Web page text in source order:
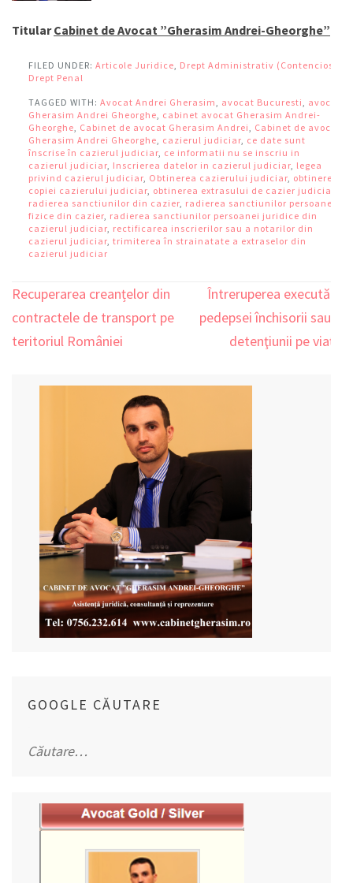
TitularCabinet de Avocat ”Gherasim Andrei-Gheorghe”
FILED UNDER: Articole Juridice, Drept Administrativ (Contencios)
Drept Penal
TAGGED WITH: Avocat Andrei Gherasim, avocat Bucuresti, avocat
Gherasim Andrei Gheorghe, cabinet avocat Gherasim Andrei-
Gheorghe, Cabinet de avocat Gherasim Andrei, Cabinet de avocat
Gherasim Andrei Gheorghe, cazierul judiciar, ce date sunt
înscrise în cazierul judiciar, ce informatii nu se inscriu in
cazierul judiciar, Inscrierea datelor in cazierul judiciar, legea
privind cazierul judiciar, Obtinerea cazierului judiciar, obtinerea
copiei cazierului judiciar, obtinerea extrasului de cazier judiciar
radierea sanctiunilor din cazier, radierea sanctiunilor persoanei
fizice din cazier, radierea sanctiunilor persoanei juridice din
cazierul judiciar, rectificarea inscrierilor sau a notarilor din
cazierul judiciar, trimiterea în strainatate a extraselor din
cazierul judiciar
Navigare
în
Recuperarea creanțelor din
contractele de transport pe
teritoriul României
Întreruperea executării
pedepsei închisorii sau a
detenţiunii pe viaţă
GOOGLE CĂUTARE
după: